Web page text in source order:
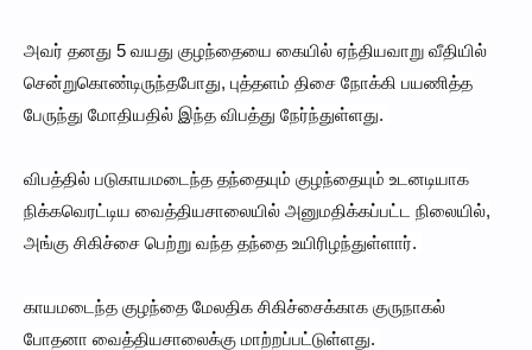
அவர் தனது 5 வயது குழந்தையை கையில் ஏந்தியவாறு வீதியில்
சென்றுகொண்டிருந்தபோது, புத்தளம் திசை நோக்கி பயணித்த
பேருந்து மோதியதில் இந்த விபத்து நேர்ந்துள்ளது.
விபத்தில் படுகாயமடைந்த தந்தையும் குழந்தையும் உடனடியாக
நிக்கவெரட்டிய வைத்தியசாலையில் அனுமதிக்கப்பட்ட நிலையில்,
அங்கு சிகிச்சை பெற்று வந்த தந்தை உயிரிழந்துள்ளார்.
காயமடைந்த குழந்தை மேலதிக சிகிச்சைக்காக குருநாகல்
போதனா வைத்தியசாலைக்கு மாற்றப்பட்டுள்ளது.